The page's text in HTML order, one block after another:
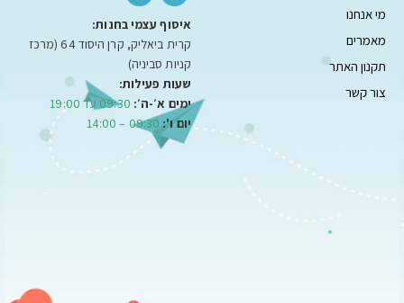
איסוף עצמי בחנות:
קרית ביאליק, קרן היסוד 64 (מרכז
קניות סביניה)
שעות פעילות:
ימים א׳-ה׳: 09:30 עד 19:00
יום ו': 09:30 – 14:00
מי אנחנו
מאמרים
תקנון האתר
צור קשר